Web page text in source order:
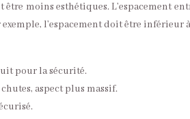
moins esthétiques. L’espacement
l’espacement doit être inférieur à
pour la sécurité.
aspect plus massif.